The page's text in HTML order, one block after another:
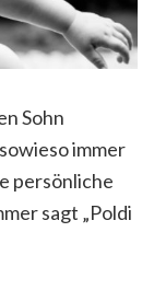
Sohn
immer
persönliche
sagt „Poldi